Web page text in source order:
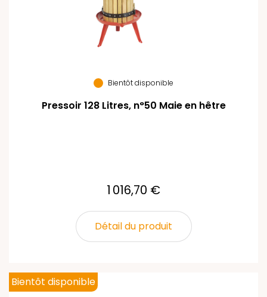
Bientôt disponible
Pressoir 128 Litres, n°50 Maie en hêtre
1 016,70 €
Détail du produit
Bientôt disponible